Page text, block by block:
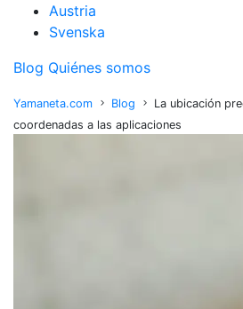
Austria
Svenska
Blog Quiénes somos
Yamaneta.com Blog
La ubicación
coordenadas a las aplicaciones